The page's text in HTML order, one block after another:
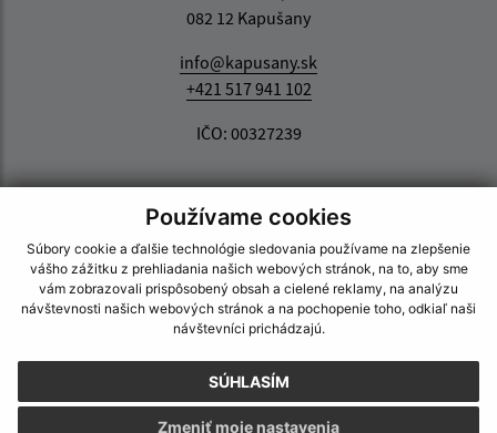
Používame cookies
Súbory cookie a ďalšie technológie sledovania používame na zlepšenie
vášho zážitku z prehliadania našich webových stránok, na to, aby sme
vám zobrazovali prispôsobený obsah a cielené reklamy, na analýzu
návštevnosti našich webových stránok a na pochopenie toho, odkiaľ naši
návštevníci prichádzajú.
SÚHLASÍM
Zmeniť moje nastavenia
082 12 Kapušany
info@kapusany.sk
+421 517 941 102
IČO: 00327239